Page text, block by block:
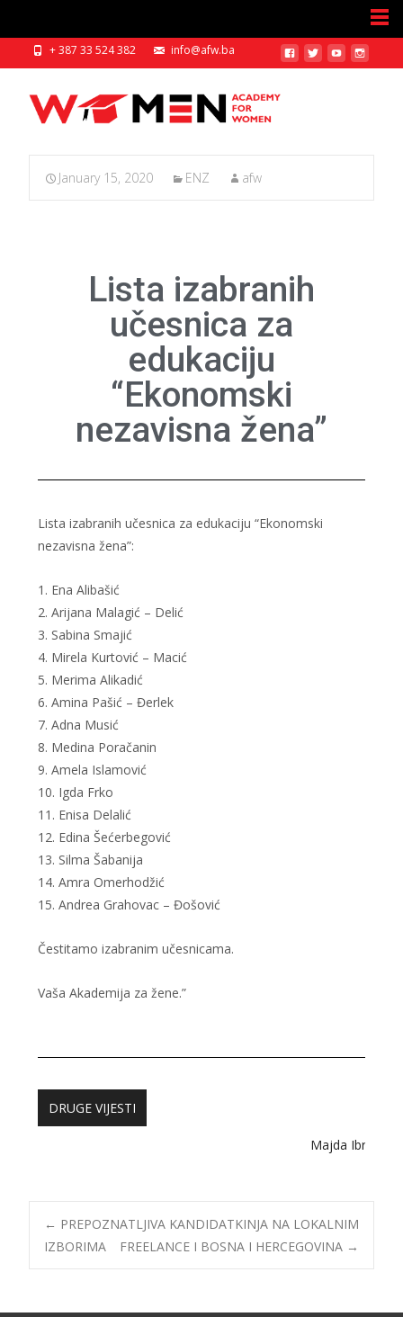
+ 387 33 524 382 info@afw.ba
January 15, 2020 ENZ afw
Lista izabranih
učesnica za
edukaciju
“Ekonomski
nezavisna žena”
Lista izabranih učesnica za edukaciju “Ekonomski
nezavisna žena”:
1. Ena Alibašić
2. Arijana Malagić – Delić
3. Sabina Smajić
4. Mirela Kurtović – Macić
5. Merima Alikadić
6. Amina Pašić – Đerlek
7. Adna Musić
8. Medina Poračanin
9. Amela Islamović
10. Igda Frko
11. Enisa Delalić
12. Edina Šećerbegović
13. Silma Šabanija
14. Amra Omerhodžić
15. Andrea Grahovac – Đošović
Čestitamo izabranim učesnicama.
Vaša Akademija za žene.”
DRUGE VIJESTI
← PREPOZNATLJIVA KANDIDATKINJA NA LOKALNIM
IZBORIMA
FREELANCE I BOSNA I HERCEGOVINA →